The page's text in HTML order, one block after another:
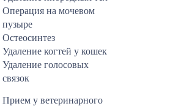
Операция на мочевом
пузыре
Остеосинтез
Удаление когтей у кошек
Удаление голосовых
связок
Прием у ветеринарного